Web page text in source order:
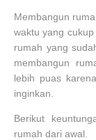
Membangun
waktu yang
rumah yang
membangun
lebih puas
inginkan.
Berikut
rumah dari awal.